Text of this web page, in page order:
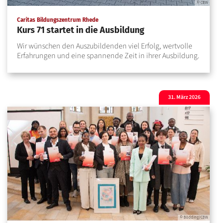
© CBW
Caritas Bildungszentrum Rhede:
Kurs 71 startet in die Ausbildung
Wir wünschen den Auszubildenden viel Erfolg, wertvolle
Erfahrungen und eine spannende Zeit in ihrer Ausbildung.
© Bödding/CBW
31. März 2026